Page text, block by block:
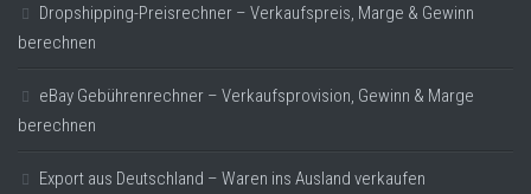
Dropshipping-Preisrechner – Verkaufspreis, Marge & Gewinn
berechnen
eBay Gebührenrechner – Verkaufsprovision, Gewinn & Marge
berechnen
Export aus Deutschland – Waren ins Ausland verkaufen